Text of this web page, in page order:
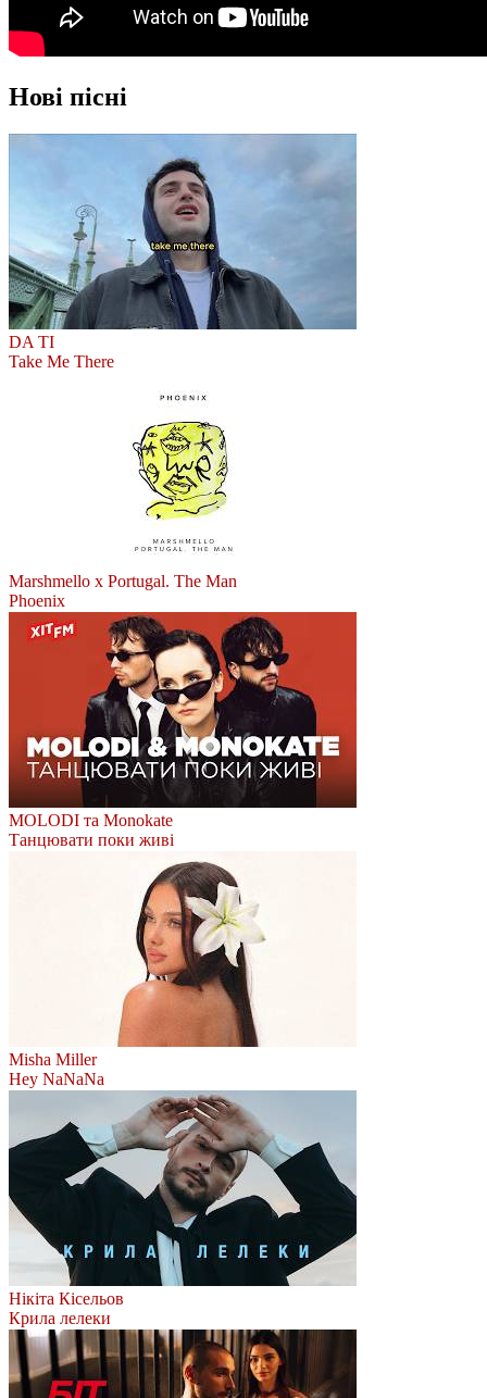
Нові пісні
DA TI
Take Me There
Marshmello x Portugal. The Man
Phoenix
MOLODI та Monokate
Танцювати поки живі
Misha Miller
Hey NaNaNa
Нікіта Кісельов
Крила лелеки